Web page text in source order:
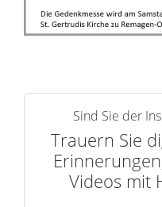
Sind Sie der
Trauern Sie
Videos mit